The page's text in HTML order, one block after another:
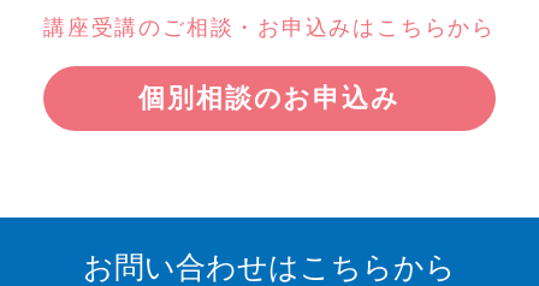
講座受講のご相談・お申込みはこちらから
個別相談のお申込み
お問い合わせはこちらから